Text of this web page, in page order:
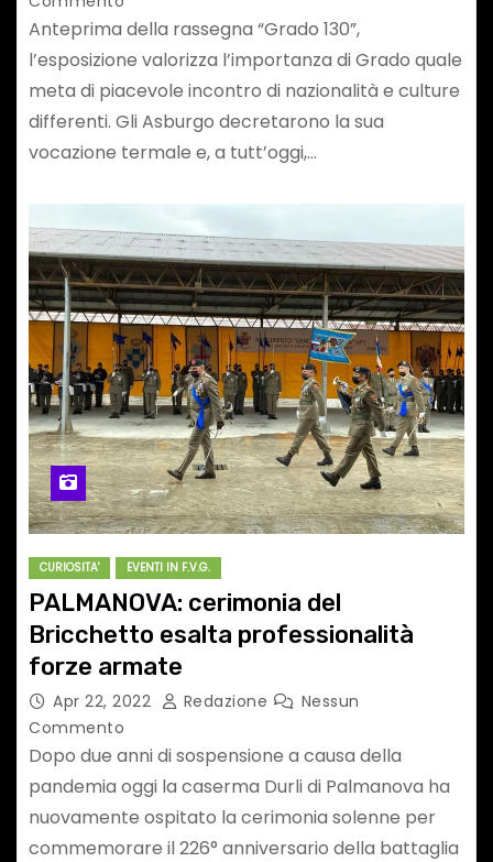
Anteprima della rassegna “Grado 130”,
l’esposizione valorizza l’importanza di Grado quale
meta di piacevole incontro di nazionalità e culture
differenti. Gli Asburgo decretarono la sua
vocazione termale e, a tutt’oggi,…
CURIOSITA' EVENTI IN F.V.G.
PALMANOVA: cerimonia del
Bricchetto esalta professionalità
forze armate
Apr 22, 2022 Redazione
Nessun
Commento
Dopo due anni di sospensione a causa della
pandemia oggi la caserma Durli di Palmanova ha
nuovamente ospitato la cerimonia solenne per
commemorare il 226° anniversario della battaglia